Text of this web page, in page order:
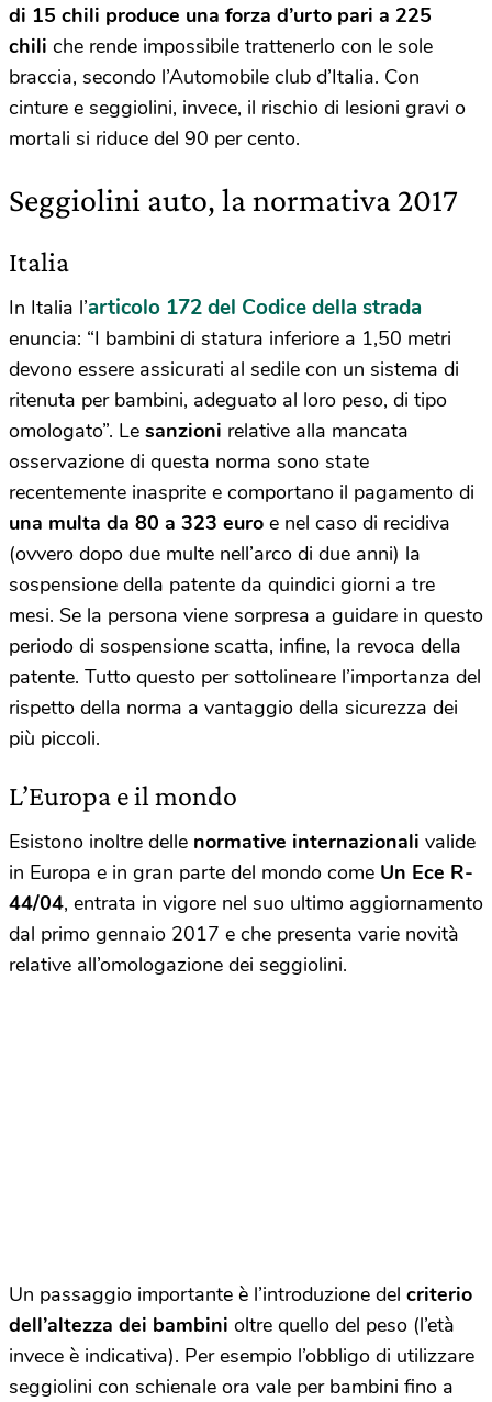
di 15 chili produce una forza d’urto pari a 225
chili che rende impossibile trattenerlo con le sole
braccia, secondo l’Automobile club d’Italia. Con
cinture e seggiolini, invece, il rischio di lesioni gravi o
mortali si riduce del 90 per cento.
Seggiolini auto, la normativa 2017
Italia
In Italia l’articolo 172 del Codice della strada
enuncia: “I bambini di statura inferiore a 1,50 metri
devono essere assicurati al sedile con un sistema di
ritenuta per bambini, adeguato al loro peso, di tipo
omologato”. Le sanzioni relative alla mancata
osservazione di questa norma sono state
recentemente inasprite e comportano il pagamento di
una multa da 80 a 323 euro e nel caso di recidiva
(ovvero dopo due multe nell’arco di due anni) la
sospensione della patente da quindici giorni a tre
mesi. Se la persona viene sorpresa a guidare in questo
periodo di sospensione scatta, infine, la revoca della
patente. Tutto questo per sottolineare l’importanza del
rispetto della norma a vantaggio della sicurezza dei
più piccoli.
L’Europa e il mondo
Esistono inoltre delle normative internazionali valide
in Europa e in gran parte del mondo come Un Ece R-
44/04, entrata in vigore nel suo ultimo aggiornamento
dal primo gennaio 2017 e che presenta varie novità
relative all’omologazione dei seggiolini.
Un passaggio importante è l’introduzione del criterio
dell’altezza dei bambini oltre quello del peso (l’età
invece è indicativa). Per esempio l’obbligo di utilizzare
seggiolini con schienale ora vale per bambini fino a